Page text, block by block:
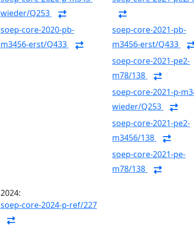
wieder/Q253
soep-core-2020-pb-
m3456-erst/Q433
soep-core-2021-pb-
m3456-erst/Q433
soep-core-2021-pe2-
m78/138
soep-core-2021-p-
wieder/Q253
soep-core-2021-pe2-
m3456/138
soep-core-2021-pe-
m78/138
2024:
soep-core-2024-p-ref/227